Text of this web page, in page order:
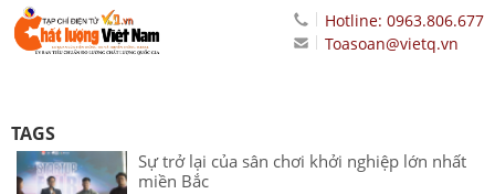
Hotline: 0963.806.677
Toasoan@vietq.vn
TAGS
Sự trở lại của sân chơi khởi nghiệp lớn nhất
miền Bắc